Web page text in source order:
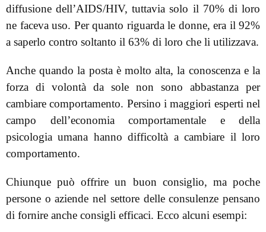
diffusione dell’AIDS/HIV, tuttavia solo il 70% di loro
ne faceva uso. Per quanto riguarda le donne, era il 92%
a saperlo contro soltanto il 63% di loro che li utilizzava.
Anche quando la posta è molto alta, la conoscenza e la
forza di volontà da sole non sono abbastanza per
cambiare comportamento. Persino i maggiori esperti nel
campo dell’economia comportamentale e della
psicologia umana hanno difficoltà a cambiare il loro
comportamento.
Chiunque può offrire un buon consiglio, ma poche
persone o aziende nel settore delle consulenze pensano
di fornire anche consigli efficaci. Ecco alcuni esempi: